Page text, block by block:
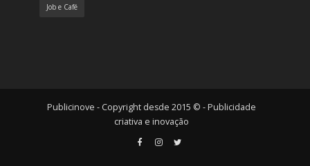
Job e Café
Publicinove - Copyright desde 2015 © - Publicidade
criativa e inovação